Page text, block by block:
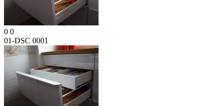
0 0
01-DSC 0001